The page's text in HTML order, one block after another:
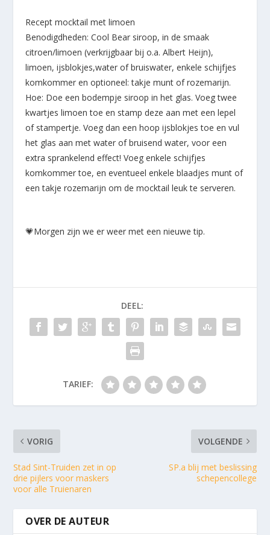
Recept mocktail met limoen
Benodigdheden: Cool Bear siroop, in de smaak
citroen/limoen (verkrijgbaar bij o.a. Albert Heijn),
limoen, ijsblokjes,water of bruiswater, enkele schijfjes
komkommer en optioneel: takje munt of rozemarijn.
Hoe: Doe een bodempje siroop in het glas. Voeg twee
kwartjes limoen toe en stamp deze aan met een lepel
of stampertje. Voeg dan een hoop ijsblokjes toe en vul
het glas aan met water of bruisend water, voor een
extra sprankelend effect! Voeg enkele schijfjes
komkommer toe, en eventueel enkele blaadjes munt of
een takje rozemarijn om de mocktail leuk te serveren.
💗Morgen zijn we er weer met een nieuwe tip.
DEEL:
TARIEF:
VORIG
Stad Sint-Truiden zet in op
drie pijlers voor maskers
voor alle Truienaren
VOLGENDE
SP.a blij met beslissing
schepencollege
OVER DE AUTEUR